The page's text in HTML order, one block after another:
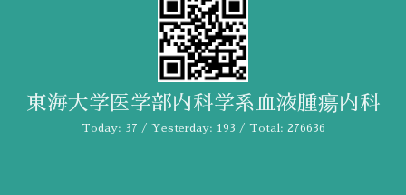
東海大学医学部内科学系血液腫瘍内科
Today: 37 / Yesterday: 193 / Total: 276636